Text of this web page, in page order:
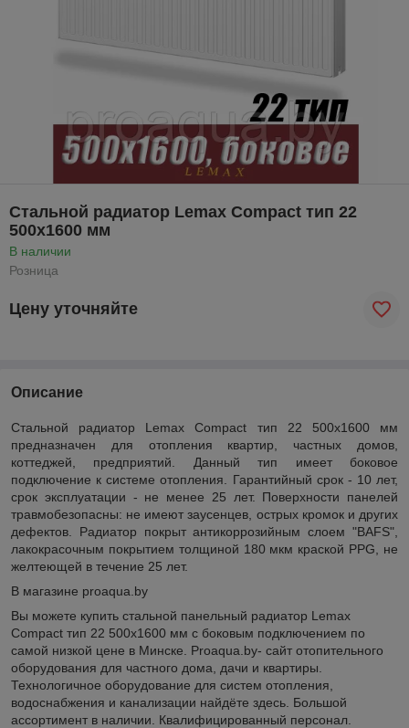
Стальной радиатор Lemax Compact тип 22
500x1600 мм
В наличии
Розница
Цену уточняйте
Описание
Стальной радиатор Lemax Compact тип 22 500x1600 мм
предназначен для отопления квартир, частных домов,
коттеджей, предприятий. Данный тип имеет боковое
подключение к системе отопления. Гарантийный срок - 10 лет,
срок эксплуатации - не менее 25 лет. Поверхности панелей
травмобезопасны: не имеют заусенцев, острых кромок и других
дефектов. Радиатор покрыт антикоррозийным слоем "BAFS",
лакокрасочным покрытием толщиной 180 мкм краской PPG, не
желтеющей в течение 25 лет.
В магазине proaqua.by
Вы можете купить стальной панельный радиатор Lemax
Compact тип 22 500x1600 мм с боковым подключением по
самой низкой цене в Минске. Proaqua.by- сайт отопительного
оборудования для частного дома, дачи и квартиры.
Технологичное оборудование для систем отопления,
водоснабжения и канализации найдёте здесь. Большой
ассортимент в наличии. Квалифицированный персонал.